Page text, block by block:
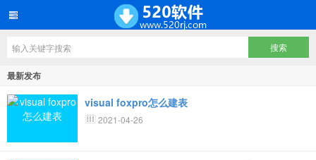
最新发布
visual foxpro怎么建表
2021-04-26